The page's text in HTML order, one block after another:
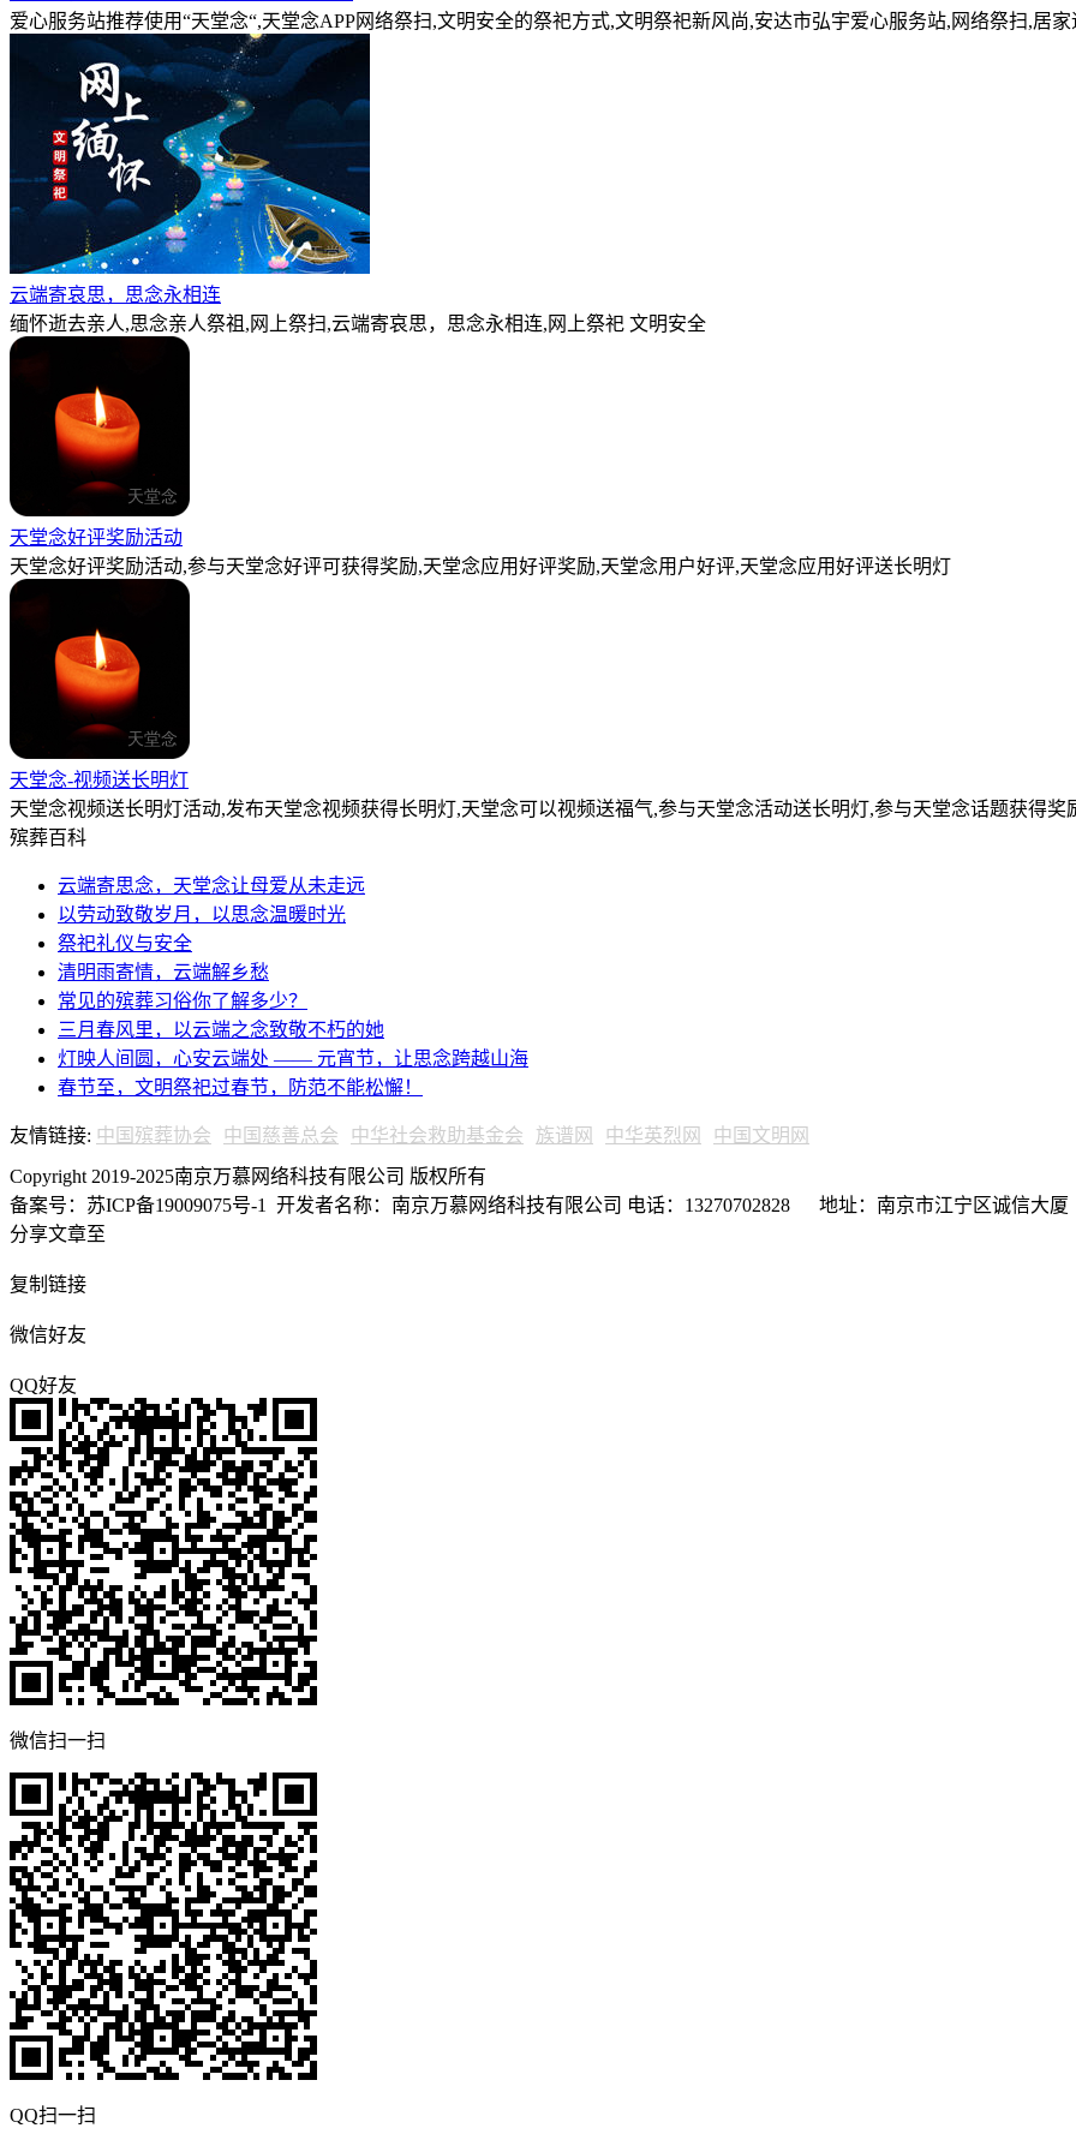
爱心服务站推荐使用“天堂念“,天堂念APP网络祭扫,文明安全的祭祀方式,文明祭祀新风尚,安达市弘宇爱心服务站,网络祭扫,居
云端寄哀思，思念永相连
缅怀逝去亲人,思念亲人祭祖,网上祭扫,云端寄哀思，思念永相连,网上祭祀 文明安全
天堂念好评奖励活动
天堂念好评奖励活动,参与天堂念好评可获得奖励,天堂念应用好评奖励,天堂念用户好评,天堂念应用好评送长明灯
天堂念-视频送长明灯
天堂念视频送长明灯活动,发布天堂念视频获得长明灯,天堂念可以视频送福气,参与天堂念活动送长明灯,参与天堂念话题获得奖
殡葬百科
云端寄思念，天堂念让母爱从未走远
以劳动致敬岁月，以思念温暖时光
祭祀礼仪与安全
清明雨寄情，云端解乡愁
常见的殡葬习俗你了解多少？
三月春风里，以云端之念致敬不朽的她
灯映人间圆，心安云端处 —— 元宵节，让思念跨越山海
春节至，文明祭祀过春节，防范不能松懈！
友情链接: 中国殡葬协会 中国慈善总会 中华社会救助基金会 族谱网 中华英烈网
中国文明网
Copyright 2019-2025南京万慕网络科技有限公司 版权所有
备案号：苏ICP备19009075号-1
开发者名称：南京万慕网络科技有限公司 电话：13270702828 地址：南京市江宁区诚信大厦
分享文章至
复制链接
微信好友
QQ好友
微信扫一扫
QQ扫一扫